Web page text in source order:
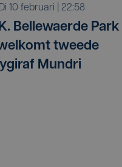
di 10 februari | 22:58
Bellewaerde Park
tweede
Mundri